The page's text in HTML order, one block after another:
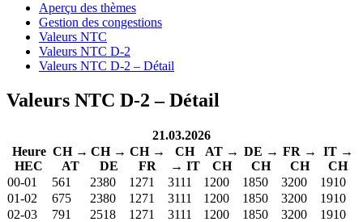
Aperçu des thèmes
Gestion des congestions
Valeurs NTC
Valeurs NTC D-2
Valeurs NTC D-2 – Détail
Valeurs NTC D-2 – Détail
21.03.2026
Heure
HEC
CH →
AT
CH →
DE
CH →
FR
CH
→ IT
AT →
CH
DE →
CH
FR →
CH
IT →
CH
00-01
561 2380 1271 3111 1200 1850 3200
1910
01-02
675 2380 1271 3111 1200 1850 3200
1910
02-03
791 2518 1271 3111 1200 1850 3200
1910